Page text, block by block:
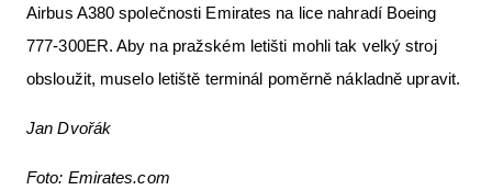
Airbus A380 společnosti Emirates na lice nahradí Boeing
777-300ER. Aby na pražském letišti mohli tak velký stroj
obsloužit, muselo letiště terminál poměrně nákladně upravit.
Jan Dvořák
Foto: Emirates.com